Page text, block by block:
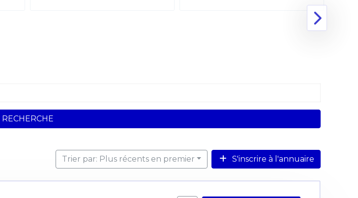
RECHERCHE
Trier par: Plus récents en premier S'inscrire à l'annuaire